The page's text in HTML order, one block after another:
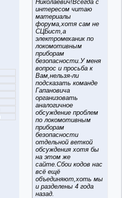
Николаевич!Всегда с
интересом читаю
материалы
форума,хотя сам не
СЦБист,а
электромеханик по
локомотивным
приборам
безопасности.У меня
вопрос и просьба к
Вам,нельзя-ли
подсказать команде
Гапановича
организовать
аналогичное
обсуждение проблем
по локомотивным
приборам
безопасности
отдельной веткой
обсуждения хотя бы
на этом же
сайте.Сбои кодов нас
всё ещё
объединяют,хоть мы
и разделены 4 года
назад.